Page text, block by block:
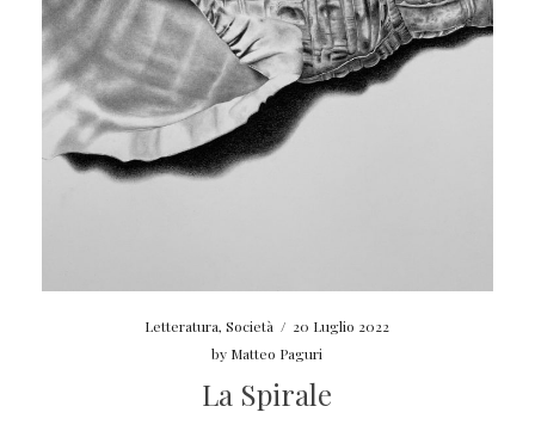
Letteratura,Società / 20 Luglio 2022
by Matteo Paguri
La Spirale